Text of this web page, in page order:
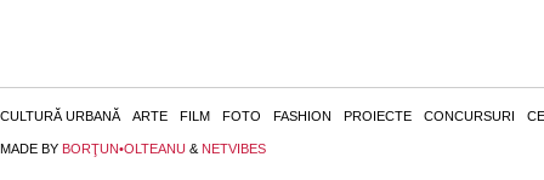
CULTURĂ URBANĂ ARTE FILM FOTO FASHION PROIECTE CONCURSURI
MADE BY BORŢUN•OLTEANU & NETVIBES